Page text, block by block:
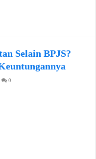
Selain BPJS?
0